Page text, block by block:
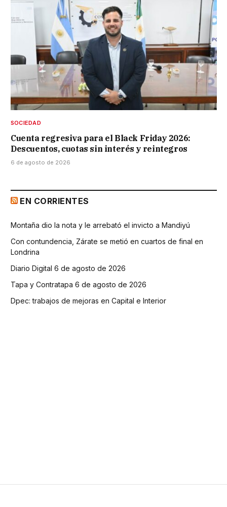
SOCIEDAD
Cuenta regresiva para el Black Friday 2026:
Descuentos, cuotas sin interés y reintegros
6 de agosto de 2026
EN CORRIENTES
Montaña dio la nota y le arrebató el invicto a Mandiyú
Con contundencia, Zárate se metió en cuartos de final en
Londrina
Diario Digital 6 de agosto de 2026
Tapa y Contratapa 6 de agosto de 2026
Dpec: trabajos de mejoras en Capital e Interior